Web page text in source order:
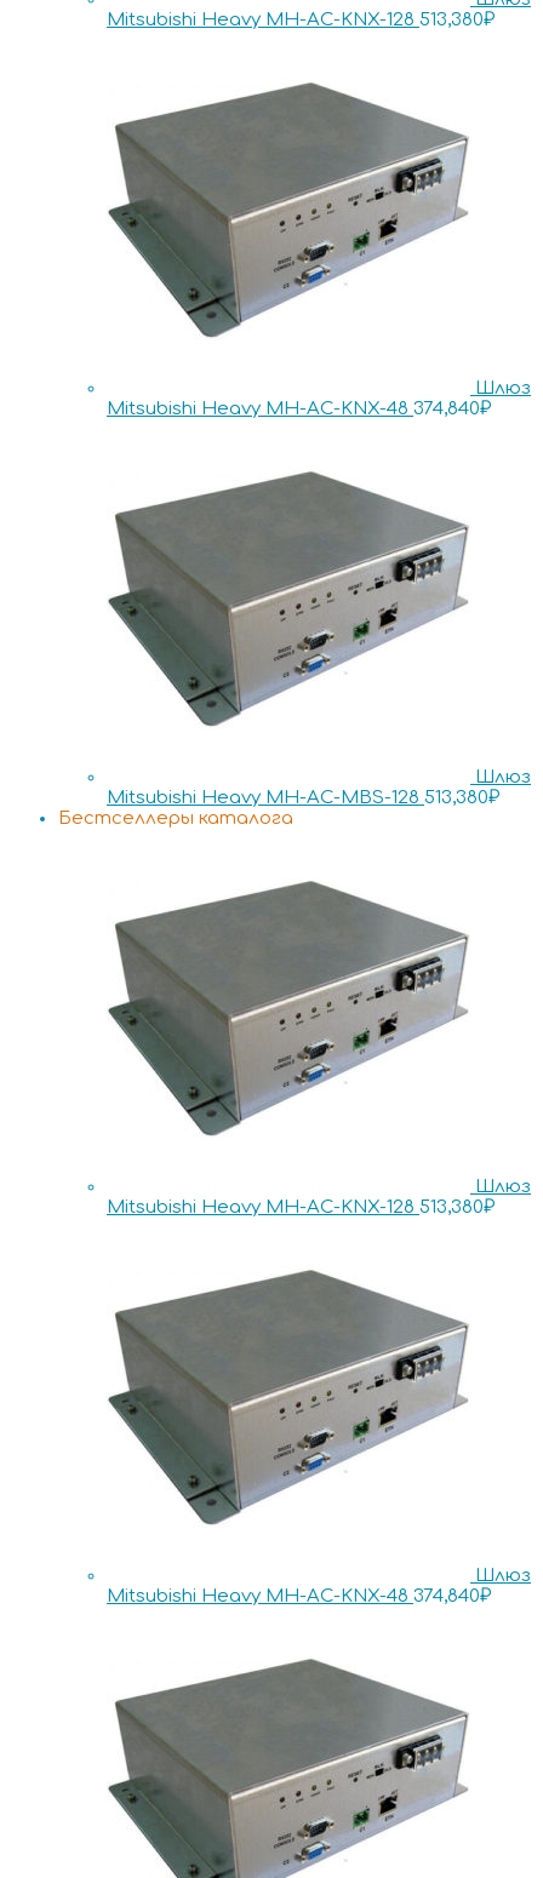
Mitsubishi Heavy MH-AC-KNX-128 513,380₽
Шлюз
Mitsubishi Heavy MH-AC-KNX-48 374,840₽
Шлюз
Mitsubishi Heavy MH-AC-MBS-128 513,380₽
Бестселлеры каталога
Шлюз
Mitsubishi Heavy MH-AC-KNX-128 513,380₽
Шлюз
Mitsubishi Heavy MH-AC-KNX-48 374,840₽